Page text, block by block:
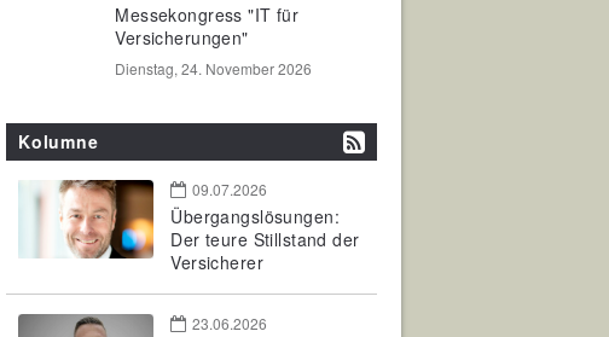
Messekongress "IT für
Versicherungen"
Dienstag, 24. November 2026
Kolumne
09.07.2026
Übergangslösungen:
Der teure Stillstand der
Versicherer
23.06.2026